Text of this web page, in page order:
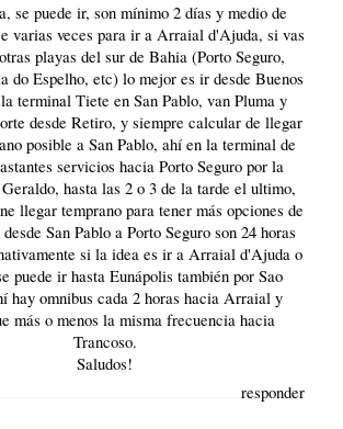
se puede ir, son mínimo 2 días y medio de
varias veces para ir a Arraial d'Ajuda, si vas
playas del sur de Bahia (Porto Seguro,
do Espelho, etc) lo mejor es ir desde Buenos
terminal Tiete en San Pablo, van Pluma y
desde Retiro, y siempre calcular de llegar
posible a San Pablo, ahí en la terminal de
servicios hacia Porto Seguro por la
hasta las 2 o 3 de la tarde el ultimo,
llegar temprano para tener más opciones de
San Pablo a Porto Seguro son 24 horas
si la idea es ir a Arraial d'Ajuda o
puede ir hasta Eunápolis también por Sao
hay omnibus cada 2 horas hacia Arraial y
más o menos la misma frecuencia hacia
Trancoso.
Saludos!
responder